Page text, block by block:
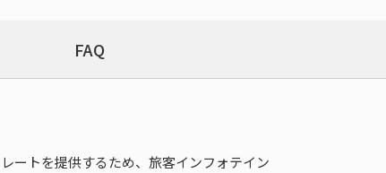
FAQ
ートを提供するため、旅客インフォテイン